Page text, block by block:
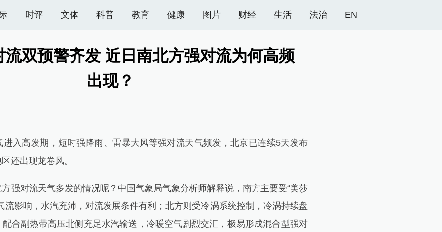
时评 文体 科普 教育 健康 图片 财经 生活 法治 EN
流双预警齐发 近日南北方强对流为何高频
出现？
高发期，短时强降雨、雷暴大风等强对流天气频发，北京已连续5天发布
还出现龙卷风。
对流天气多发的情况呢？中国气象局气象分析师解释说，南方主要受“美莎
流影响，水汽充沛，对流发展条件有利；北方则受冷涡系统控制，冷涡持续盘
合副热带高压北侧充足水汽输送，冷暖空气剧烈交汇，极易形成混合型强对